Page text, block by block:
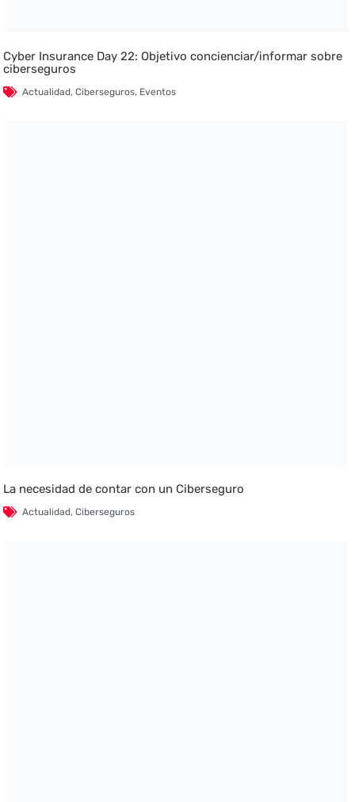
Cyber Insurance Day 22: Objetivo concienciar/informar sobre
ciberseguros
Actualidad,Ciberseguros, Eventos
La necesidad de contar con un Ciberseguro
Actualidad,Ciberseguros